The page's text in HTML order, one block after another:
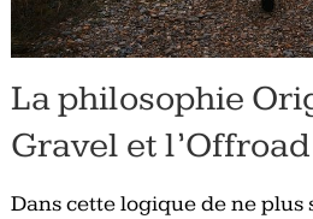
La philosophie
Gravel et l’Offroad
Dans cette logique de ne plus